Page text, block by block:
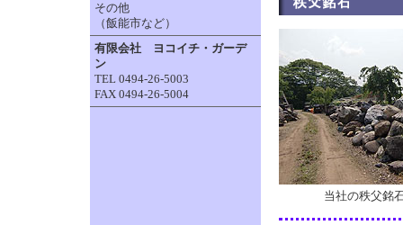
その他
（飯能市など）
有限会社 ヨコイチ・ガーデ
ン
TEL 0494-26-5003
FAX 0494-26-5004
当社の秩父銘